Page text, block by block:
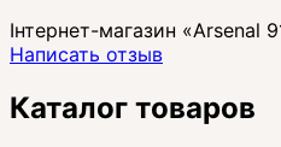
Інтернет-магазин «Arsenal
Написать отзыв
Каталог товаров